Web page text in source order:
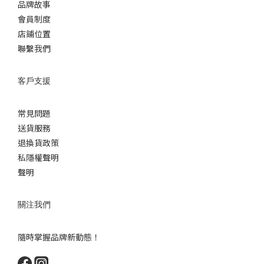
品牌故事
會員制度
店鋪位置
聯繫我們
客戶支援
常見問題
送貨服務
退換貨政策
私隱權聲明
聲明
關注我們
隨時掌握品牌新動態！